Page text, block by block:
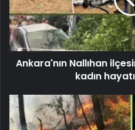
Ankara'nın Nallıhan
kadın